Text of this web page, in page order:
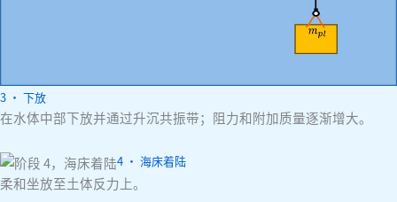
3 · 下放
在水体中部下放并通过升沉共振带；阻力和附加质量逐渐增大。
4 · 海床着陆
柔和坐放至土体反力上。